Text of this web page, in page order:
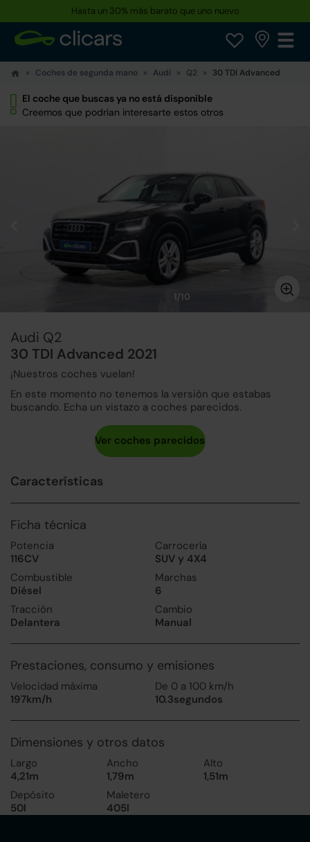
Hasta un 30% más barato que uno nuevo
Coches de segunda mano Audi Q2 30 TDI Advanced
El coche que buscas ya no está disponible
Creemos que podrían interesarte estos otros
1/10
Audi Q2
30 TDI Advanced 2021
¡Nuestros coches vuelan!
En este momento no tenemos la versión que estabas
buscando. Echa un vistazo a coches parecidos.
Características
Ficha técnica
Potencia
116CV
Carrocería
SUV y 4X4
Combustible
Diésel
Marchas
6
Tracción
Delantera
Cambio
Manual
Prestaciones, consumo y emisiones
Velocidad máxima
197km/h
De 0 a 100 km/h
10.3segundos
Dimensiones y otros datos
Largo
4,21m
Ancho
1,79m
Alto
1,51m
Depósito
50l
Maletero
405l